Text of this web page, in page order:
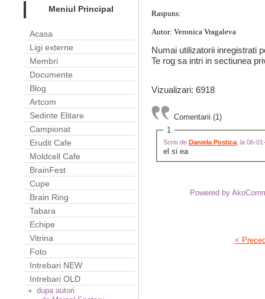
Meniul Principal
Acasa
Ligi externe
Membri
Documente
Blog
Artcom
Sedinte Elitare
Campionat
Erudit Cafe
Moldcell Cafe
BrainFest
Cupe
Brain Ring
Tabara
Echipe
Vitrina
Foto
Intrebari NEW
Intrebari OLD
dupa autori
Raspuns:
Autor: Veronica Vragaleva
Numai utilizatorii inregistrati
Te rog sa intri in sectiunea
Vizualizari: 6918
Comentarii (1)
1
Scris de Daniela Postica, la 06-
el si ea
Powered by
<